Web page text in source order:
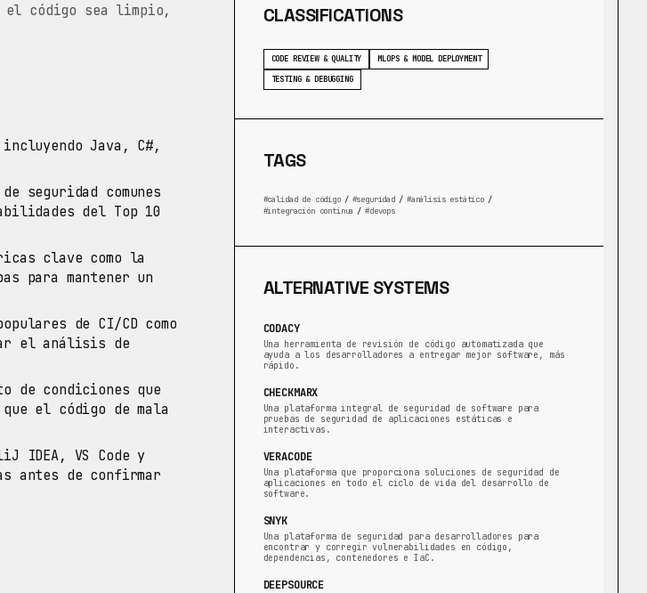
el código sea limpio,
Java, C#,
seguridad comunes
del Top 10
clave como la
para mantener un
de CI/CD como
el análisis de
de condiciones que
el código de mala
IDEA, VS Code y
antes de confirmar
CLASSIFICATIONS
CODE REVIEW & QUALITY
MLOPS & MODEL DEPLOYMENT
TESTING & DEBUGGING
TAGS
calidad de código / seguridad / análisis estático /
integración continua / devops
ALTERNATIVE SYSTEMS
CODACY
Una herramienta de revisión de código automatizada que
ayuda a los desarrolladores a entregar mejor software, más
rápido.
CHECKMARX
Una plataforma integral de seguridad de software para
pruebas de seguridad de aplicaciones estáticas e
interactivas.
VERACODE
Una plataforma que proporciona soluciones de seguridad de
aplicaciones en todo el ciclo de vida del desarrollo de
software.
SNYK
Una plataforma de seguridad para desarrolladores para
encontrar y corregir vulnerabilidades en código,
dependencias, contenedores e IaC.
DEEPSOURCE